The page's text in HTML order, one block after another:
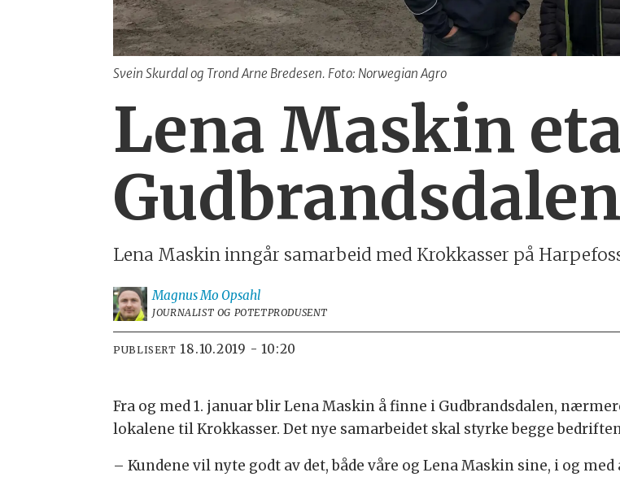
Svein Skurdal og Trond Arne Bredesen. Foto: Norwegian Agro
Lena Maskin
Gudbrandsdalen
Lena Maskin inngår samarbeid med Krokkasser på
MagnusMo Opsahl
JOURNALIST OG POTETPRODUSENT
PUBLISERT 18.10.2019 - 10:20
Fra og med 1. januar blir Lena Maskin å finne i Gudbrandsdalen,
lokalene til Krokkasser. Det nye samarbeidet skal styrke begge
– Kundene vil nyte godt av det, både våre og Lena Maskin sine, i og